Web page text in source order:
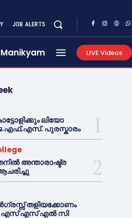
JOB ALERTS
LIVE Videos
ലിയോ
പുരസ്കാരം
അന്താരാഷ്ട്ര
തളിയക്കോണം
എസ് എസ് എൽ സി